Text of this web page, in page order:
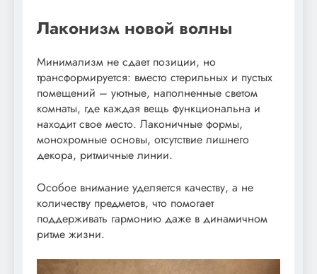
Лаконизм новой волны
Минимализм не сдает позиции, но
трансформируется: вместо стерильных и пустых
помещений – уютные, наполненные светом
комнаты, где каждая вещь функциональна и
находит свое место. Лаконичные формы,
монохромные основы, отсутствие лишнего
декора, ритмичные линии.
Особое внимание уделяется качеству, а не
количеству предметов, что помогает
поддерживать гармонию даже в динамичном
ритме жизни.